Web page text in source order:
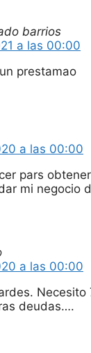
barrios
a las 00:00
prestamao
a las 00:00
pars
mi negocio
a las 00:00
deudas….